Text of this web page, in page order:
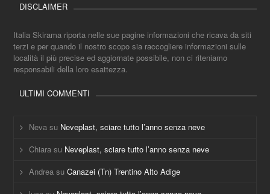
DISCLAIMER
Italia Skirama riporta nelle sue pagine informazioni che ricava da siti
terzi e per quando il nostro scopo sia raccogliere informazioni sulle
località il più precise ed aggiornate possibile, non ci riteniamo
responsabili della loro esattezza.
ULTIMI COMMENTI
Neva su Neveplast, sciare tutto l’anno senza neve
Chiara su Neveplast, sciare tutto l’anno senza neve
Andrea suCanazei (Tn) Trentino Alto Adige